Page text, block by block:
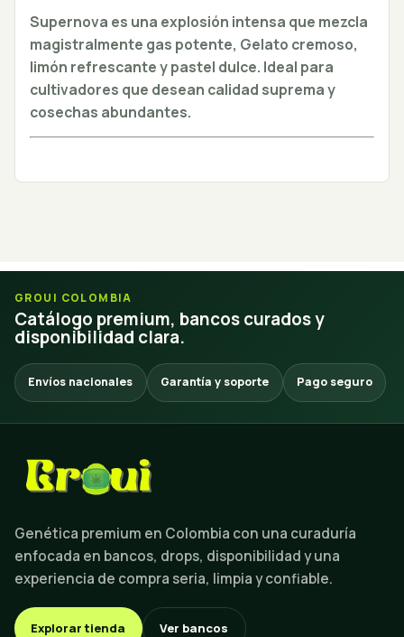
Supernova es una explosión intensa que mezcla
magistralmente gas potente, Gelato cremoso,
limón refrescante y pastel dulce. Ideal para
cultivadores que desean calidad suprema y
cosechas abundantes.
GROUI COLOMBIA
Catálogo premium, bancos curados y
disponibilidad clara.
Envíos nacionales Garantía y soporte Pago seguro
Genética premium en Colombia con una curaduría
enfocada en bancos, drops, disponibilidad y una
experiencia de compra seria, limpia y confiable.
Explorar tienda Ver bancos